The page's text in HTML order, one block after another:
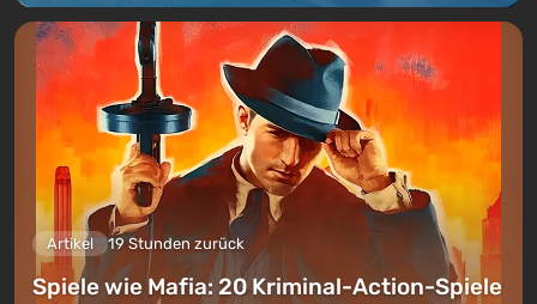
Artikel 19 Stunden zurück
Spiele wie Mafia: 20 Kriminal-Action-Spiele